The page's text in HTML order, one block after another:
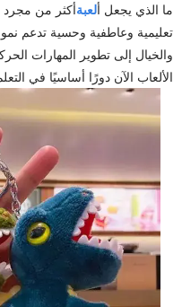
ما الذي يجعل ألعبةأكثر من مجرد
تعليمية وعاطفية وحسية تدعم
والخيال إلى تطوير المهارات
الألعاب الآن دورًا أساسيًا في